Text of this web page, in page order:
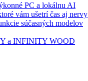
PC a lokálnu AI
vám ušetrí čas aj nervy
súčasných modelov
a INFINITY WOOD